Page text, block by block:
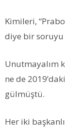
Kimileri,
diye bir
Unutmayalım
ne de
gülmüştü.
Her iki